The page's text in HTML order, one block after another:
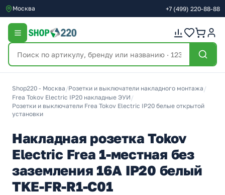
Москва +7 (499) 220-88-88
Shop220 - Москва /Розетки и выключатели накладного монтажа /
Frea Tokov Electric IP20 накладные ЭУИ /
Розетки и выключатели Frea Tokov Electric IP20 белые открытой
установки
Накладная розетка Tokov
Electric Frea 1-местная без
заземления 16А IP20 белый
TKE-FR-R1-C01